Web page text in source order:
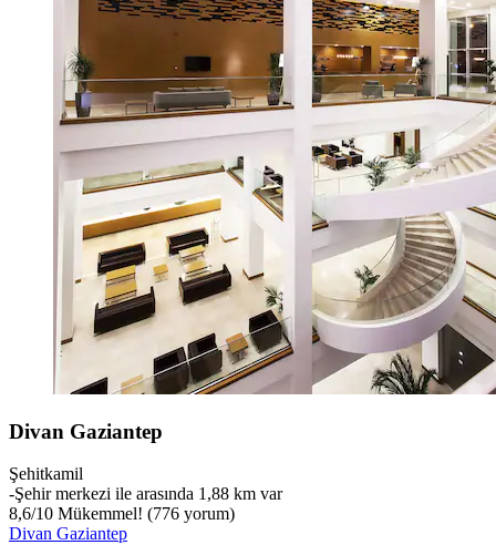
Divan Gaziantep
Şehitkamil
‐Şehir merkezi ile arasında 1,88 km var
8,6/10 Mükemmel! (776 yorum)
Divan Gaziantep